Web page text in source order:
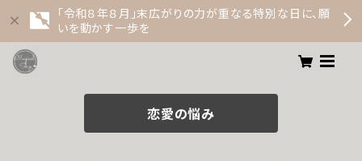
「令和８年８月」末広がりの力が重なる特別な日に、願
いを動かす一歩を
恋愛の悩み